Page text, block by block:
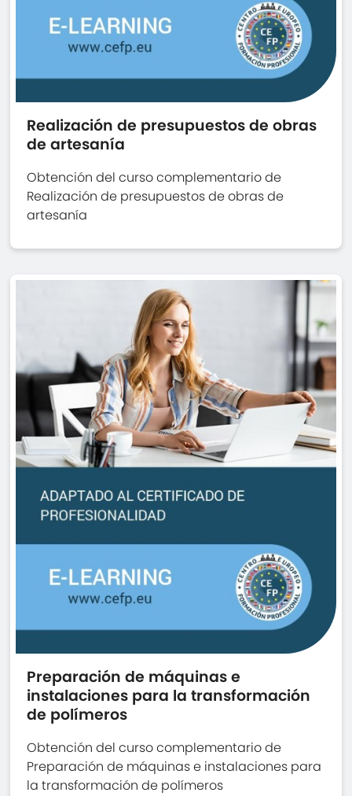
Realización de presupuestos de obras
de artesanía
Obtención del curso complementario de
Realización de presupuestos de obras de
artesanía
Preparación de máquinas e
instalaciones para la transformación
de polímeros
Obtención del curso complementario de
Preparación de máquinas e instalaciones para
la transformación de polímeros